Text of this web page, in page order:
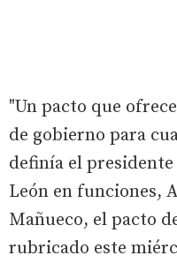
"Un pacto que
de gobierno para
definía el
León en funciones,
Mañueco, el pacto
rubricado este